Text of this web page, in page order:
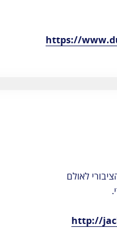
https://
לאולם
http://